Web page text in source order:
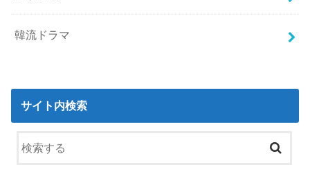
韓流ドラマ
サイト内検索